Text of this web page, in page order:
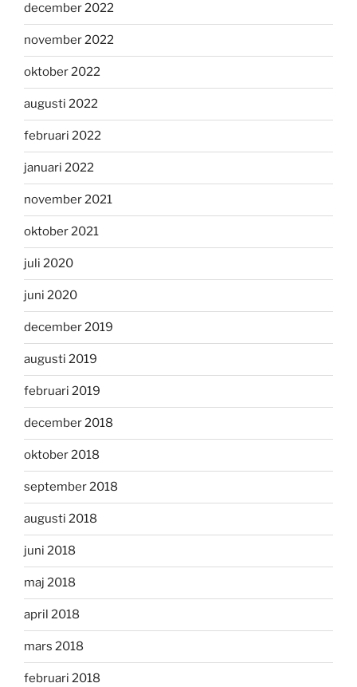
december 2022
november 2022
oktober 2022
augusti 2022
februari 2022
januari 2022
november 2021
oktober 2021
juli 2020
juni 2020
december 2019
augusti 2019
februari 2019
december 2018
oktober 2018
september 2018
augusti 2018
juni 2018
maj 2018
april 2018
mars 2018
februari 2018